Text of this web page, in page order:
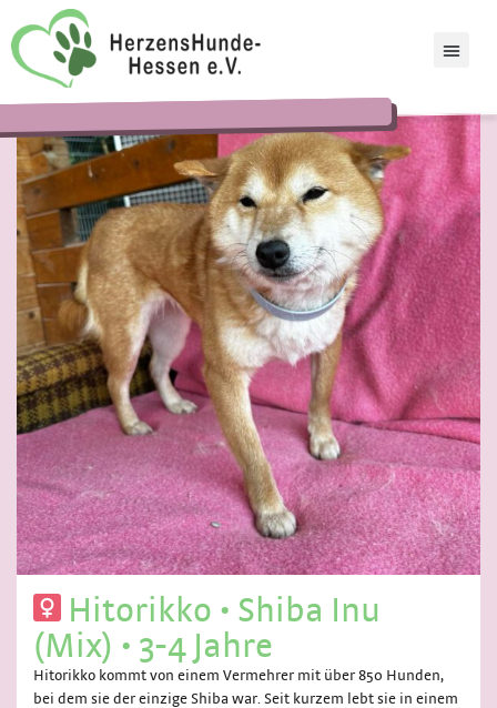
Hitorikko • Shiba Inu
(Mix) • 3-4 Jahre
Hitorikko kommt von einem Vermehrer mit über 850 Hunden,
bei dem sie der einzige Shiba war. Seit kurzem lebt sie in einem